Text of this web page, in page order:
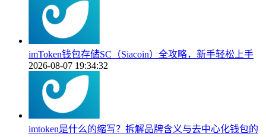
imToken钱包存储SC（Siacoin）全攻略，新手轻松上手
2026-08-07 19:34:32
imtoken是什么的缩写？拆解品牌含义与去中心化钱包的